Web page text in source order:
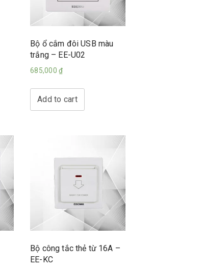
Bộ ổ cắm đôi USB màu
trắng – EE-U02
685,000₫
Add to cart
Bộ công tắc thẻ từ 16A –
EE-KC